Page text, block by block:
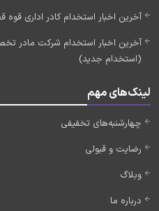
آخرین اخبار استخدام کادر اداری قوه قضاییه 1405
(استخدام جدید)
لینک‌های مهم
چهارشنبه‌های تخفیفی
رضایت و قبولی
وبلاگ
درباره ما